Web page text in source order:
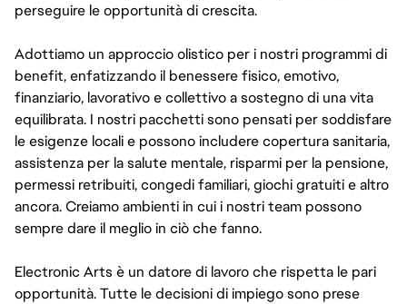
perseguire le opportunità di crescita.
Adottiamo un approccio olistico per i nostri programmi di
benefit, enfatizzando il benessere fisico, emotivo,
finanziario, lavorativo e collettivo a sostegno di una vita
equilibrata. I nostri pacchetti sono pensati per soddisfare
le esigenze locali e possono includere copertura sanitaria,
assistenza per la salute mentale, risparmi per la pensione,
permessi retribuiti, congedi familiari, giochi gratuiti e altro
ancora. Creiamo ambienti in cui i nostri team possono
sempre dare il meglio in ciò che fanno.
Electronic Arts è un datore di lavoro che rispetta le pari
opportunità. Tutte le decisioni di impiego sono prese